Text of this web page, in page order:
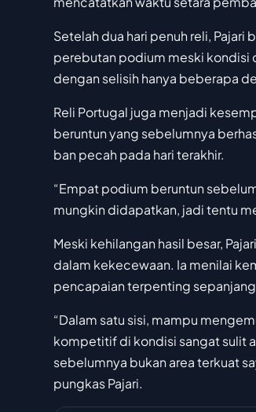
Setelah dua hari penuh reli,
perebutan podium meski kondisi
dengan selisih hanya beberapa
Reli Portugal juga menjadi
beruntun yang sebelumnya
ban pecah pada hari terakhir.
“Empat podium beruntun
mungkin didapatkan, jadi tentu
Meski kehilangan hasil besar,
dalam kekecewaan. Ia menilai
pencapaian terpenting
“Dalam satu sisi, mampu
kompetitif di kondisi sangat sulit
sebelumnya bukan area terkuat
pungkas Pajari.